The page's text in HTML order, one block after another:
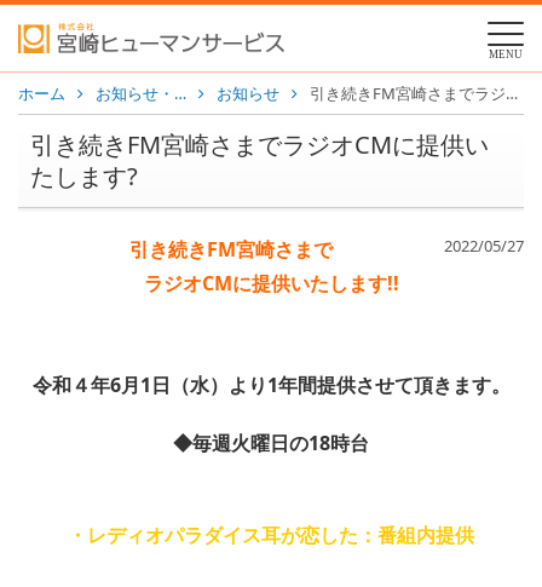
MENU
ホーム お知らせ・… お知らせ 引き続きFM宮崎さまでラジオCMに提供いたします?
引き続きFM宮崎さまでラジオCMに提供い
たします?
2022/05/27
引き続きFM宮崎さまで
ラジオCMに提供いたします!!
令和４年6月1日（水）より1年間提供させて頂きます。
◆毎週火曜日の18時台
・レディオパラダイス耳が恋した：番組内提供